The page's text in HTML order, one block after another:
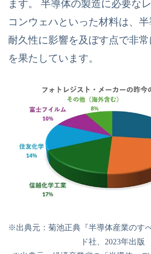
ます。
半導体の製造に必要な
コンウェハといった材料は、
耐久性に影響を及ぼす点で非常
を果たしています。
※出典元：菊池正典『半導体産業のす
ド社、2023年出版